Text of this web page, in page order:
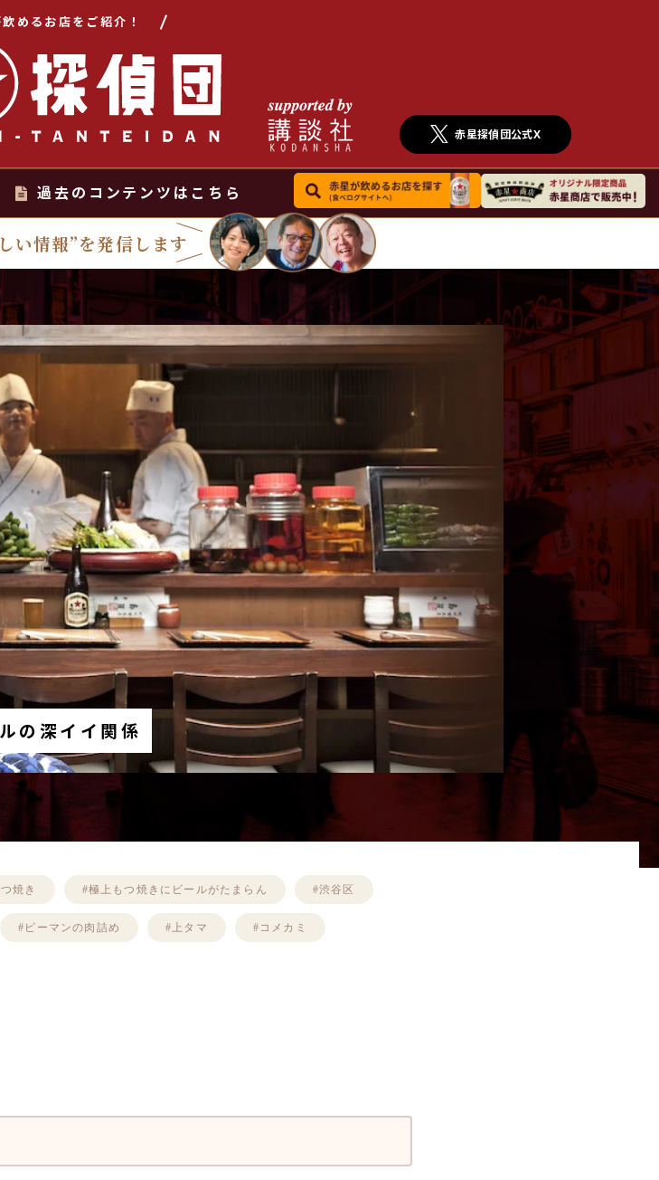
めるお店をご紹介！
赤星探偵団公式X
過去のコンテンツはこちら
い情報”を発信します
の深イイ関係
焼き #極上もつ焼きにビールがたまらん #渋谷区
#ピーマンの肉詰め #上タマ #コメカミ